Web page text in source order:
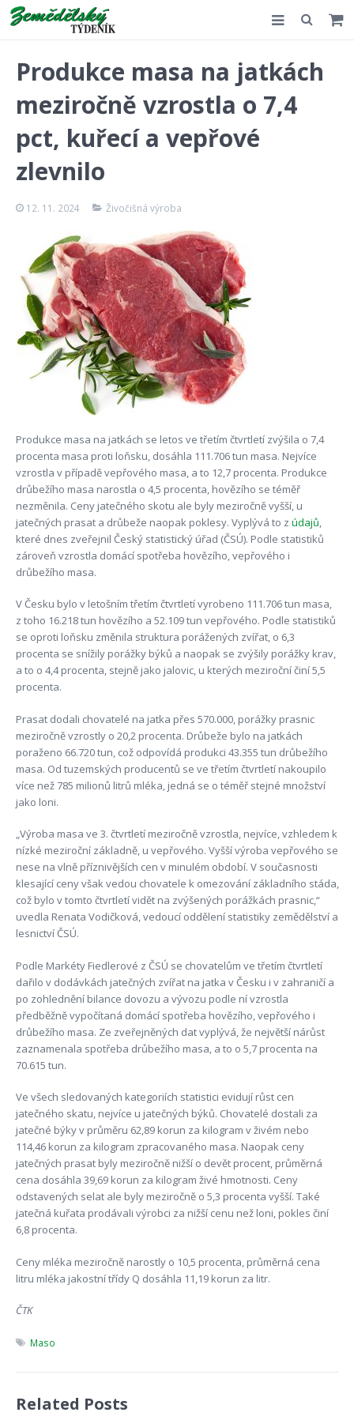
E-shop
Produkce masa na jatkách
meziročně vzrostla o 7,4
pct, kuřecí a vepřové
zlevnilo
12. 11. 2024 Živočišná výroba
Produkce masa na jatkách se letos ve třetím čtvrtletí zvýšila o 7,4
procenta masa proti loňsku, dosáhla 111.706 tun masa. Nejvíce
vzrostla v případě vepřového masa, a to 12,7 procenta. Produkce
drůbežího masa narostla o 4,5 procenta, hovězího se téměř
nezměnila. Ceny jatečného skotu ale byly meziročně vyšší, u
jatečných prasat a drůbeže naopak poklesy. Vyplývá to z údajů,
které dnes zveřejnil Český statistický úřad (ČSÚ). Podle statistiků
zároveň vzrostla domácí spotřeba hovězího, vepřového i
drůbežího masa.
V Česku bylo v letošním třetím čtvrtletí vyrobeno 111.706 tun masa,
z toho 16.218 tun hovězího a 52.109 tun vepřového. Podle statistiků
se oproti loňsku změnila struktura porážených zvířat, o 6,3
procenta se snížily porážky býků a naopak se zvýšily porážky krav,
a to o 4,4 procenta, stejně jako jalovic, u kterých meziroční činí 5,5
procenta.
Prasat dodali chovatelé na jatka přes 570.000, porážky prasnic
meziročně vzrostly o 20,2 procenta. Drůbeže bylo na jatkách
poraženo 66.720 tun, což odpovídá produkci 43.355 tun drůbežího
masa. Od tuzemských producentů se ve třetím čtvrtletí nakoupilo
více než 785 milionů litrů mléka, jedná se o téměř stejné množství
jako loni.
„Výroba masa ve 3. čtvrtletí meziročně vzrostla, nejvíce, vzhledem k
nízké meziroční základně, u vepřového. Vyšší výroba vepřového se
nese na vlně příznivějších cen v minulém období. V současnosti
klesající ceny však vedou chovatele k omezování základního stáda,
což bylo v tomto čtvrtletí vidět na zvýšených porážkách prasnic,“
uvedla Renata Vodičková, vedoucí oddělení statistiky zemědělství a
lesnictví ČSÚ.
Podle Markéty Fiedlerové z ČSÚ se chovatelům ve třetím čtvrtletí
dařilo v dodávkách jatečných zvířat na jatka v Česku i v zahraničí a
po zohlednění bilance dovozu a vývozu podle ní vzrostla
předběžně vypočítaná domácí spotřeba hovězího, vepřového i
drůbežího masa. Ze zveřejněných dat vyplývá, že největší nárůst
zaznamenala spotřeba drůbežího masa, a to o 5,7 procenta na
70.615 tun.
Ve všech sledovaných kategoriích statistici evidují růst cen
jatečného skatu, nejvíce u jatečných býků. Chovatelé dostali za
jatečné býky v průměru 62,89 korun za kilogram v živém nebo
114,46 korun za kilogram zpracovaného masa. Naopak ceny
jatečných prasat byly meziročně nižší o devět procent, průměrná
cena dosáhla 39,69 korun za kilogram živé hmotnosti. Ceny
odstavených selat ale byly meziročně o 5,3 procenta vyšší. Také
jatečná kuřata prodávali výrobci za nižší cenu než loni, pokles činí
6,8 procenta.
Ceny mléka meziročně narostly o 10,5 procenta, průměrná cena
litru mléka jakostní třídy Q dosáhla 11,19 korun za litr.
ČTK
Maso
Related Posts